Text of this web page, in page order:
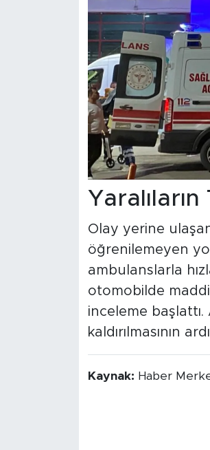
Olay yerine
öğrenilemeyen
ambulanslarla
otomobilde
inceleme başlattı.
kaldırılmasının
Kaynak: Haber